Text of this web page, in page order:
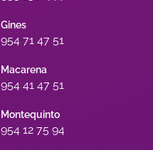
Gines
954 71 47 51
Macarena
954 41 47 51
Montequinto
954 12 75 94